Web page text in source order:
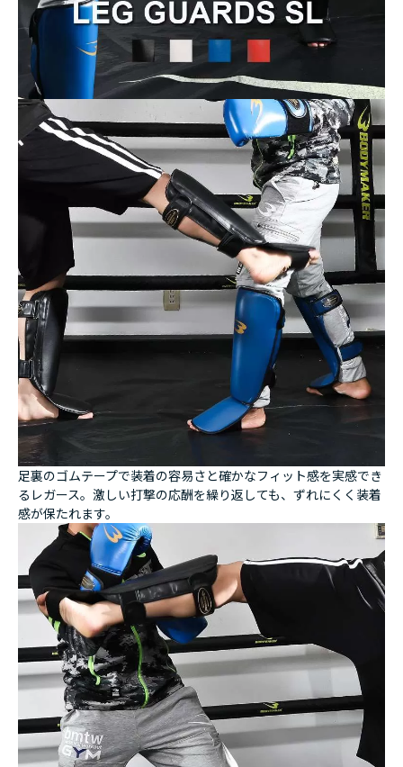
足裏のゴムテープで装着の容易さと確かなフィット感を実感でき
るレガース。激しい打撃の応酬を繰り返しても、ずれにくく装着
感が保たれます。